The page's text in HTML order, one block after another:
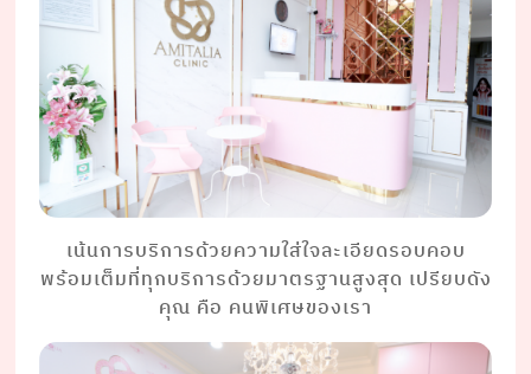
เน้นการบริการด้วยความใส่ใจละเอียดรอบคอบ
พร้อมเต็มที่ทุกบริการด้วยมาตรฐานสูงสุด เปรียบดัง
คุณ คือ คนพิเศษของเรา